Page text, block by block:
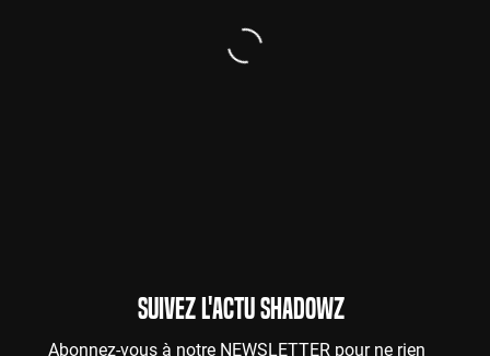
SUIVEZ L'ACTU SHADOWZ
Abonnez-vous à notre NEWSLETTER pour ne rien